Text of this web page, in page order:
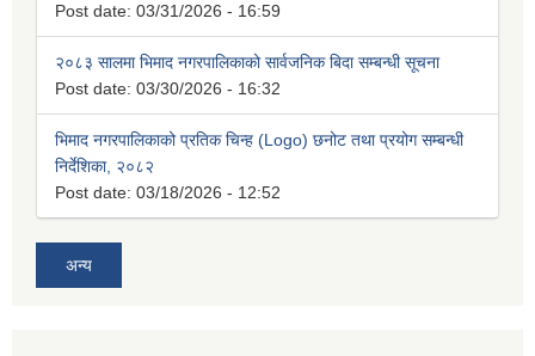
Post date: 03/31/2026 - 16:59
२०८३ सालमा भिमाद नगरपालिकाको सार्वजनिक बिदा सम्बन्धी सूचना
Post date: 03/30/2026 - 16:32
भिमाद नगरपालिकाको प्रतिक चिन्ह (Logo) छनोट तथा प्रयोग सम्बन्धी
निर्देशिका, २०८२
Post date: 03/18/2026 - 12:52
अन्य